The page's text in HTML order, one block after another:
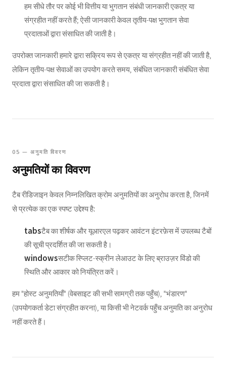
हम सीधे तौर पर कोई भी वित्तीय या भुगतान संबंधी जानकारी एकत्र या
संग्रहीत नहीं करते हैं; ऐसी जानकारी केवल तृतीय-पक्ष भुगतान सेवा
प्रदाताओं द्वारा संसाधित की जाती है।
उपरोक्त जानकारी हमारे द्वारा सक्रिय रूप से एकत्र या संग्रहीत नहीं की जाती है,
लेकिन तृतीय-पक्ष सेवाओं का उपयोग करते समय, संबंधित जानकारी संबंधित सेवा
प्रदाता द्वारा संसाधित की जा सकती है।
05 — अनुमति विवरण
अनुमतियों का विवरण
टैब रीडिजाइन केवल निम्नलिखित क्रोम अनुमतियों का अनुरोध करता है, जिनमें
से प्रत्येक का एक स्पष्ट उद्देश्य है:
tabsटैब का शीर्षक और यूआरएल पढ़कर आवंटन इंटरफ़ेस में उपलब्ध टैबों
की सूची प्रदर्शित की जा सकती है।
windowsसटीक स्प्लिट-स्क्रीन लेआउट के लिए ब्राउज़र विंडो की
स्थिति और आकार को नियंत्रित करें।
हम "होस्ट अनुमतियाँ" (वेबसाइट की सभी सामग्री तक पहुँच), "भंडारण"
(उपयोगकर्ता डेटा संग्रहीत करना), या किसी भी नेटवर्क पहुँच अनुमति का अनुरोध
नहीं करते हैं।